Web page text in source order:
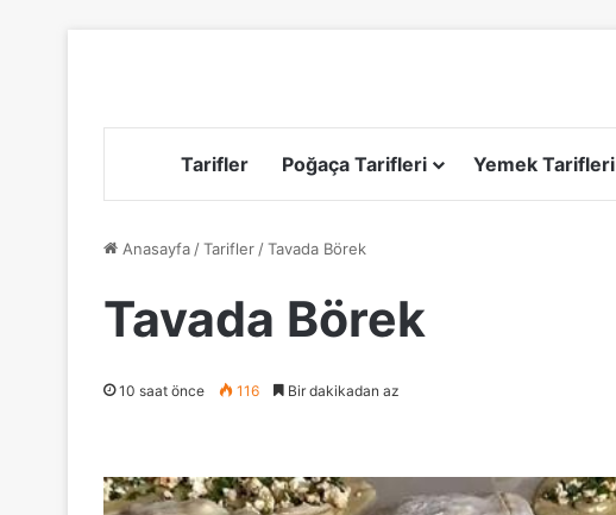
Tarifler Poğaça Tarifleri Yemek Tarifleri
Anasayfa /Tarifler /Tavada Börek
Tavada Börek
10 saat önce 116 Bir dakikadan az